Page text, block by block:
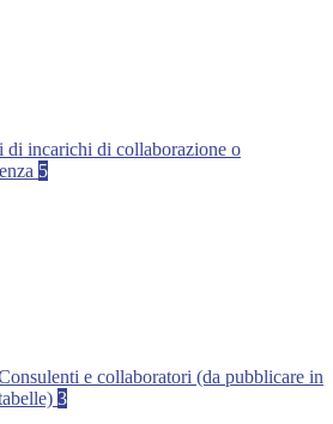
di incarichi di collaborazione o
5
e collaboratori (da pubblicare in
3